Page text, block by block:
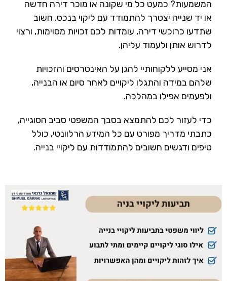
המשמעות? כמעט כל מי שקונה או מוכר דירה חדשה
או יד שנייה יצטרך להתמודד עם ליקוי בנכס. חשוב
שתדעו כרוכשי דירה, עומדות לכם זכויות מסוימות, ורצוי
לדרוש אותן ולעמוד עליהן.
אני מסייע ללקוחותיי להגן על האינטרסים והזכויות
שלהם במידה והתגלו ליקויים לאחר סיום או הבנייה,
ולפעמים אפילו במהלכה.
כדי לעזור לכם להתמצא בסבך המשפטי סביב הסוגייה,
כתבתי מדריך מפורט עם כל המידע הרלוונטי, כולל
טיפים ודגשים חשובים להתמודדות עם ליקויי בנייה.